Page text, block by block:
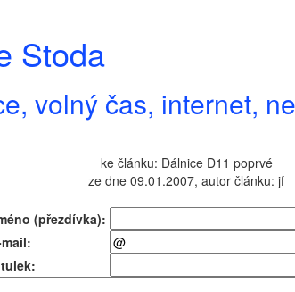
Stoda
volný čas, internet,
ke článku: Dálnice D11 poprvé
ze dne 09.01.2007, autor článku: jf
(přezdívka):
mail: